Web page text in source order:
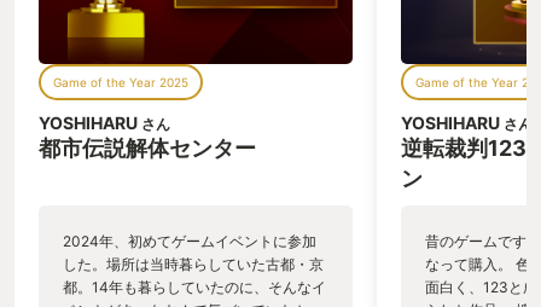
Game of the Year 2025
YOSHIHARU さん
都市伝説解体センター
2024年、初めてゲームイベントに参加
した。場所は当時暮らしていた古都・京
都。14年も暮らしていたのに、そんなイ
Game of the Year
YOSHIHARU さん
逆転裁判123
ン
昔のゲームです
なって購入。 色
面白く、123と